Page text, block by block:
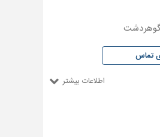
گوهردشت
تماس
اطلاعات بیشتر